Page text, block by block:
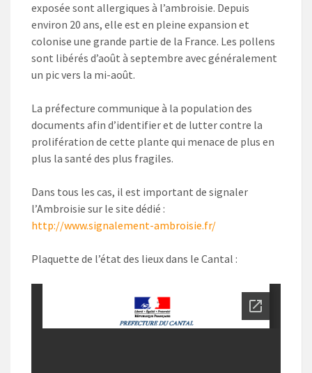
exposée sont allergiques à l’ambroisie. Depuis
environ 20 ans, elle est en pleine expansion et
colonise une grande partie de la France. Les pollens
sont libérés d’août à septembre avec généralement
un pic vers la mi-août.
La préfecture communique à la population des
documents afin d’identifier et de lutter contre la
prolifération de cette plante qui menace de plus en
plus la santé des plus fragiles.
Dans tous les cas, il est important de signaler
l’Ambroisie sur le site dédié :
http://www.signalement-ambroisie.fr/
Plaquette de l’état des lieux dans le Cantal :